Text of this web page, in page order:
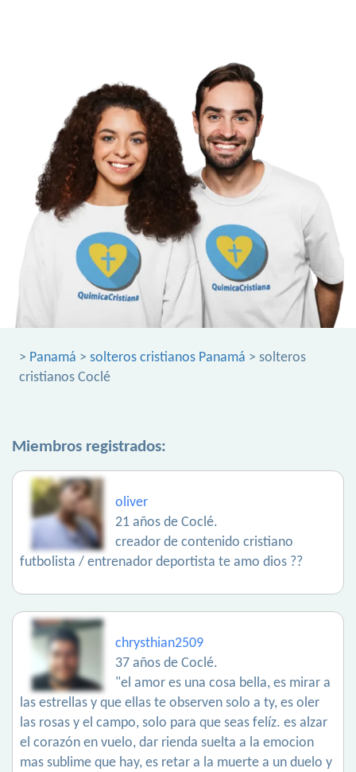
> Panamá > solteros cristianos Panamá > solteros
cristianos Coclé
Miembros registrados:
oliver
21 años de Coclé.
creador de contenido cristiano
futbolista / entrenador deportista te amo dios ??
chrysthian2509
37 años de Coclé.
"el amor es una cosa bella, es mirar a
las estrellas y que ellas te observen solo a ty, es oler
las rosas y el campo, solo para que seas felíz. es alzar
el corazón en vuelo, dar rienda suelta a la emocion
mas sublime que hay, es retar a la muerte a un duelo y